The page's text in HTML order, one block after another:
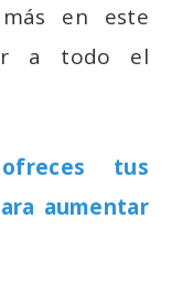
en este
a todo el
tus
aumentar